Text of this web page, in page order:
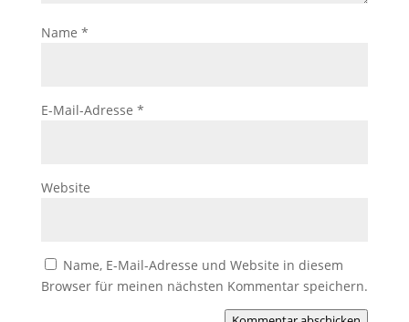
Name *
E-Mail-Adresse *
Website
Name, E-Mail-Adresse und Website in diesem
Browser für meinen nächsten Kommentar speichern.